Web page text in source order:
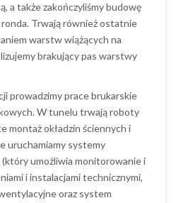
a także zakończyliśmy budowę
Trwają również ostatnie
warstw wiążących na
brakujący pas warstwy
prowadzimy prace brukarskie
W tunelu trwają roboty
montaż okładzin ściennych i
uruchamiamy systemy
umożliwia monitorowanie i
i instalacjami technicznymi,
oraz system